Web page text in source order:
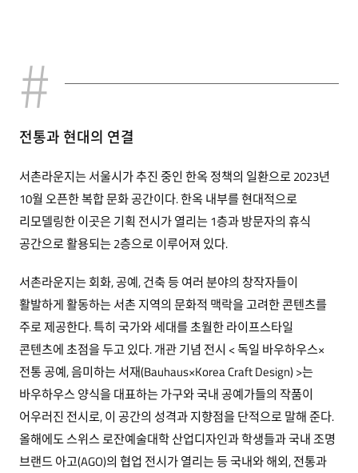
전통과 현대의 연결
서촌라운지는 서울시가 추진 중인 한옥 정책의 일환으로 2023년
10월 오픈한 복합 문화 공간이다. 한옥 내부를 현대적으로
리모델링한 이곳은 기획 전시가 열리는 1층과 방문자의 휴식
공간으로 활용되는 2층으로 이루어져 있다.
서촌라운지는 회화, 공예, 건축 등 여러 분야의 창작자들이
활발하게 활동하는 서촌 지역의 문화적 맥락을 고려한 콘텐츠를
주로 제공한다. 특히 국가와 세대를 초월한 라이프스타일
콘텐츠에 초점을 두고 있다. 개관 기념 전시 < 독일 바우하우스×
전통 공예, 음미하는 서재(Bauhaus×Korea Craft Design) >는
바우하우스 양식을 대표하는 가구와 국내 공예가들의 작품이
어우러진 전시로, 이 공간의 성격과 지향점을 단적으로 말해 준다.
올해에도 스위스 로잔예술대학 산업디자인과 학생들과 국내 조명
브랜드 아고(AGO)의 협업 전시가 열리는 등 국내와 해외, 전통과